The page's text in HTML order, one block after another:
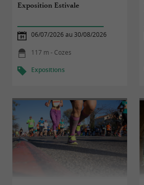
Exposition Estivale
06/07/2026 au 30/08/2026
117 m - Cozes
Expositions